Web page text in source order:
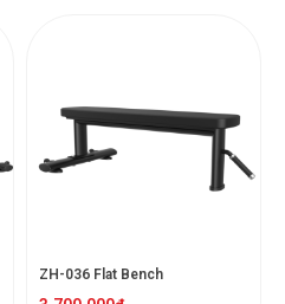
ZH-036 Flat Bench